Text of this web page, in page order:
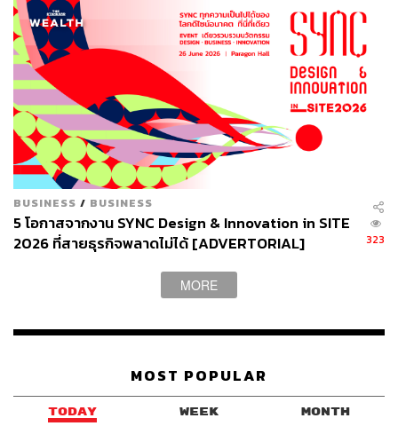
ใจไปลงทุนทำเองหรือว่าไปจ้างคนอื่นทำในราคาที่ถูกกว่า ซึ่ง
นั่นเป็นความเสี่ยงของ OEM ทุกรายอยู่แล้ว” ตัน กล่าว
ก่อนหน้านี้อิชิตันได้เปิดเผยว่า ในปี 2564 ได้วางเป้าหมายราย
ได้อยู่ที่ 6,200 ล้านบาท หรือโต 22% ซึ่งมาจากทั้งเทรนด์การ
เติบโตของตลาดเครื่องดื่มวิตามินและแผนการนำเสนอ
ผลิตภัณฑ์ใหม่ในกลุ่มสินค้าเดิม รวมไปถึงสินค้าที่เกี่ยวข้อง
กับกัญชงด้วย
พิสูจน์อักษร: พรนภัส ชำนาญค้า
ผ่านแอปพลิเคชันต่างๆ ที่คุณสะดวกหรือใช้งานอยู่แล้วได้เลย
TAGS: ธุรกิจ ตัน ภาสกรนที กัญชง อิชิตัน
BUSINESS / BUSINESS
5 โอกาสจากงาน SYNC Design & Innovation in SITE
2026 ที่สายธุรกิจพลาดไม่ได้ [ADVERTORIAL]
323
MORE
MOST POPULAR
TODAY WEEK MONTH